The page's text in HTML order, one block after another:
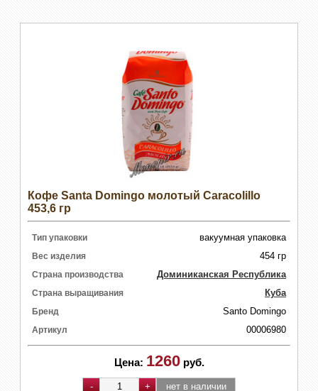
Кофе Santa Domingo молотый Caracolillo
453,6 гр
Тип упаковки вакуумная упаковка
Вес изделия 454 гр
Страна производства Доминиканская Республика
Страна выращивания Куба
Бренд Santo Domingo
Артикул 00006980
Цена: 1260 руб.